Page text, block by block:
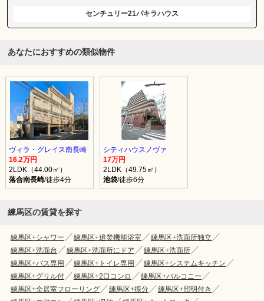
センチュリー21パキラハウス
あなたにおすすめの類似物件
ヴィラ・グレイス南長崎
16.2万円
2LDK（44.00㎡）
落合南長崎/徒歩4分
シティハウスノヴァ
17万円
2LDK（49.75㎡）
池袋/徒歩6分
練馬区の賃貸を探す
練馬区+シャワー 練馬区+追焚機能浴室
練馬区+洗面所独立
練馬区+洗面台
練馬区+洗面所にドア
練馬区+洗面所
練馬区+バス専用
練馬区+トイレ専用
練馬区+システムキッチン
練馬区+グリル付
練馬区+2口コンロ
練馬区+バルコニー
練馬区+全居室フローリング
練馬区+振分
練馬区+照明付き